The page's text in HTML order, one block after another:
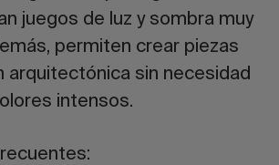
juegos de luz y sombra muy
permiten crear piezas
arquitectónica sin necesidad
intensos.